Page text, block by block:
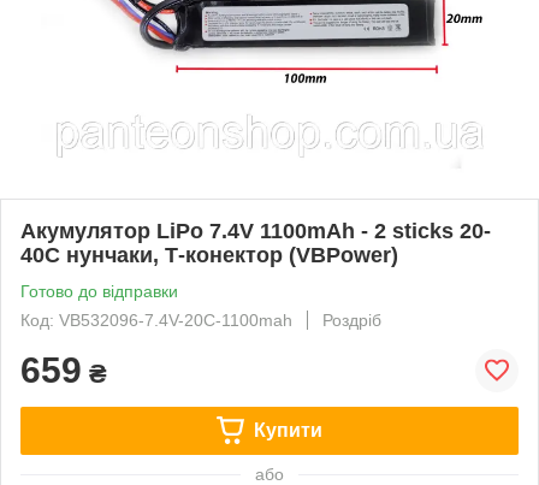
Акумулятор LiPo 7.4V 1100mAh - 2 sticks 20-
40C нунчаки, Т-конектор (VBPower)
Готово до відправки
Код: VB532096-7.4V-20C-1100mah
Роздріб
659 ₴
Купити
або